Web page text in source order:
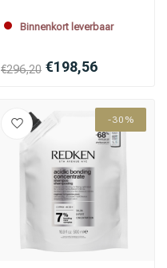
Binnenkort leverbaar
€296,20 €198,56
-30%